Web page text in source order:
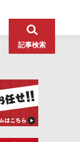
記事検索